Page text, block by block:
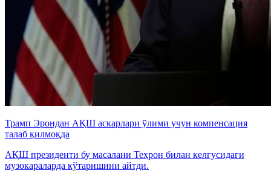
Трамп Эрондан АҚШ аскарлари ўлими учун компенсация
талаб қилмоқда
АҚШ президенти бу масалани Теҳрон билан келгусидаги
музокараларда кўтаришини айтди.